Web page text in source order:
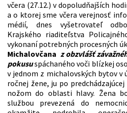
včera (27.12.) v dopoludňajších
a o ktorej sme včera verejnosť
médií, dnes vyšetrovateľ
Krajského riaditeľstva
vykonaní potrebných procesných
Michalovčana z obzvlášť
pokususpáchaného voči blízkej
v jednom z michalovských bytov
ročnej žene, ju po
nožom do oblasti hlavy. Žena
službou prevezená do